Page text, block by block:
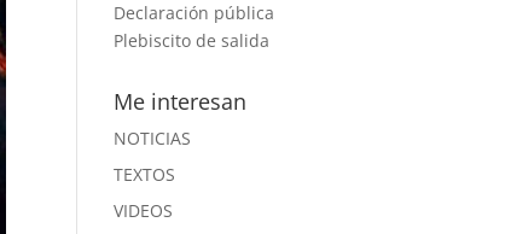
Declaración pública
Plebiscito de salida
Me interesan
NOTICIAS
TEXTOS
VIDEOS